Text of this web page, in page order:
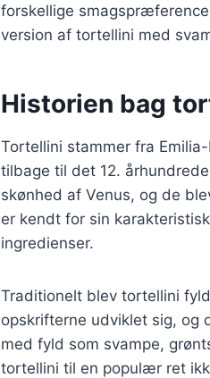
forskellige
version af tortellini med
Historien bag
Tortellini stammer fra
tilbage til det 12.
skønhed af Venus, og de
er kendt for sin
ingredienser.
Traditionelt blev tortellini
opskrifterne udviklet sig, og
med fyld som svampe,
tortellini til en populær ret